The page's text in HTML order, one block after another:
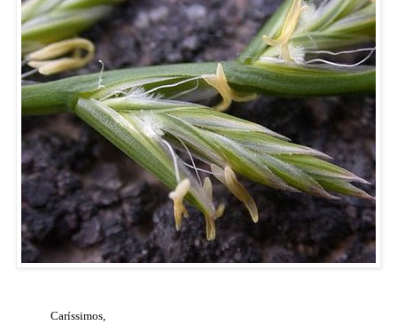
Caríssimos,